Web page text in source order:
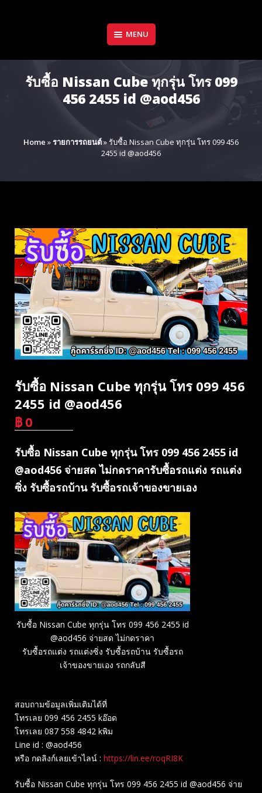
MENU
รับซื้อ Nissan Cube ทุกรุ่น โทร 099
456 2455 id @aod456
Home »รายการรถยนต์»รับซื้อ Nissan Cube ทุกรุ่น โทร 099 456
2455 id @aod456
รับซื้อ Nissan Cube ทุกรุ่น โทร 099 456
2455 id @aod456
฿ 0
รับซื้อ Nissan Cube ทุกรุ่น โทร 099 456 2455 id
@aod456 จ่ายสด ไม่กดราคารับซื้อรถแต่ง รถแต่ง
ซิ่ง รับซื้อรถบ้าน รับซื้อรถเจ้าของขายเอง
รับซื้อ Nissan Cube ทุกรุ่น โทร 099 456 2455 id
@aod456 จ่ายสด ไม่กดราคา
รับซื้อรถแต่ง รถแต่งซิ่ง รับซื้อรถบ้าน รับซื้อรถ
เจ้าของขายเอง รถกลับสี
สอบถามข้อมูลเพิ่มเติมได้ที่
โทรเลย 099 456 2455 kอ๊อด
โทรเลย 087 558 4842 kพิม
Line id : @aod456
หรือ กดลิงก์เลยเข้าไลน์ : https://lin.ee/roqRI8K
รับซื้อ Nissan Cube ทุกรุ่น โทร 099 456 2455 id @aod456 จ่าย